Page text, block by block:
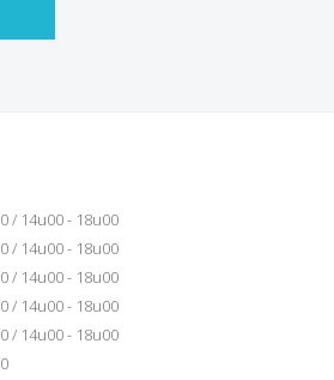
/ 14u00 - 18u00
/ 14u00 - 18u00
/ 14u00 - 18u00
/ 14u00 - 18u00
/ 14u00 - 18u00